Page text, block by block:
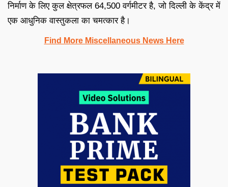
निर्माण के लिए कुल क्षेत्रफल 64,500 वर्गमीटर है, जो दिल्ली के केंद्र में
एक आधुनिक वास्तुकला का चमत्कार है।
Find More Miscellaneous News Here